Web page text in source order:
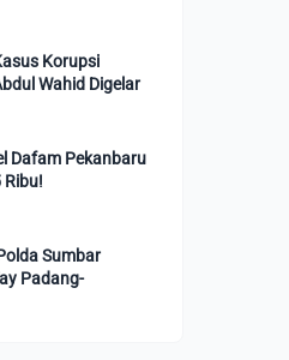
Korupsi
Wahid Digelar
Dafam Pekanbaru
Ribu!
Sumbar
Padang-